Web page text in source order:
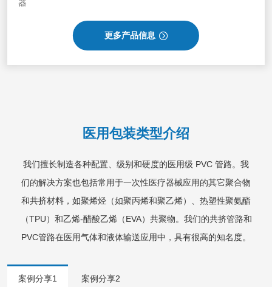
器
更多产品信息
医用包装类型介绍
我们擅长制造各种配置、级别和硬度的医用级 PVC 管路。我
们的解决方案也包括常用于一次性医疗器械应用的其它聚合物
和共挤材料，如聚烯烃（如聚丙烯和聚乙烯）、热塑性聚氨酯
（TPU）和乙烯-醋酸乙烯（EVA）共聚物。我们的共挤管路和
PVC管路在医用气体和液体输送应用中，具有很高的知名度。
案例分享1 案例分享2